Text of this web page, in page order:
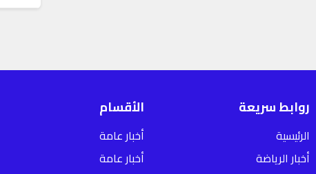
روابط سريعة
الرئيسية
أخبار الرياضة
الأقسام
أخبار عامة
أخبار عامة